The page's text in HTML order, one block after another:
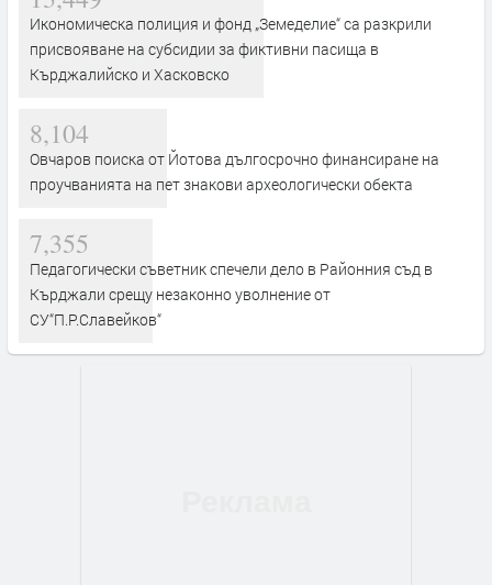
Икономическа полиция и фонд „Земеделие“ са разкрили
присвояване на субсидии за фиктивни пасища в
Кърджалийско и Хасковско
8,104
Овчаров поиска от Йотова дългосрочно финансиране на
проучванията на пет знакови археологически обекта
7,355
Педагогически съветник спечели дело в Районния съд в
Кърджали срещу незаконно уволнение от
СУ“П.Р.Славейков“